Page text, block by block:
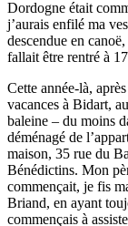
Dordogne était
j’aurais enfilé ma
descendue en
fallait être rentré à
Cette année-là,
vacances à Bidart,
baleine – du moins
déménagé de
maison, 35 rue du
Bénédictins. Mon
commençait, je fis
Briand, en ayant
commençais à